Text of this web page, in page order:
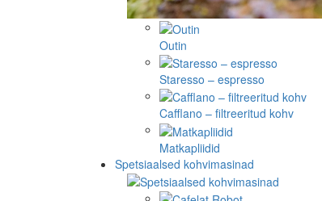
Outin
Staresso – espresso
Cafflano – filtreeritud kohv
Matkapliidid
Spetsiaalsed kohvimasinad